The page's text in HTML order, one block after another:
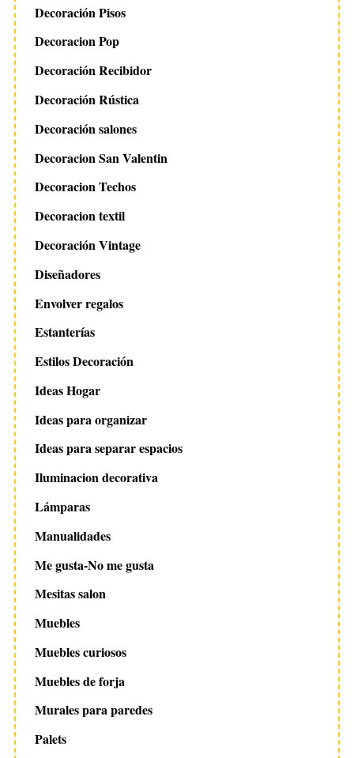
Decoración Pisos
Decoracion Pop
Decoración Recibidor
Decoración Rústica
Decoración salones
Decoracion San Valentin
Decoracion Techos
Decoracion textil
Decoración Vintage
Diseñadores
Envolver regalos
Estanterías
Estilos Decoración
Ideas Hogar
Ideas para organizar
Ideas para separar espacios
Iluminacion decorativa
Lámparas
Manualidades
Me gusta-No me gusta
Mesitas salon
Muebles
Muebles curiosos
Muebles de forja
Murales para paredes
Palets